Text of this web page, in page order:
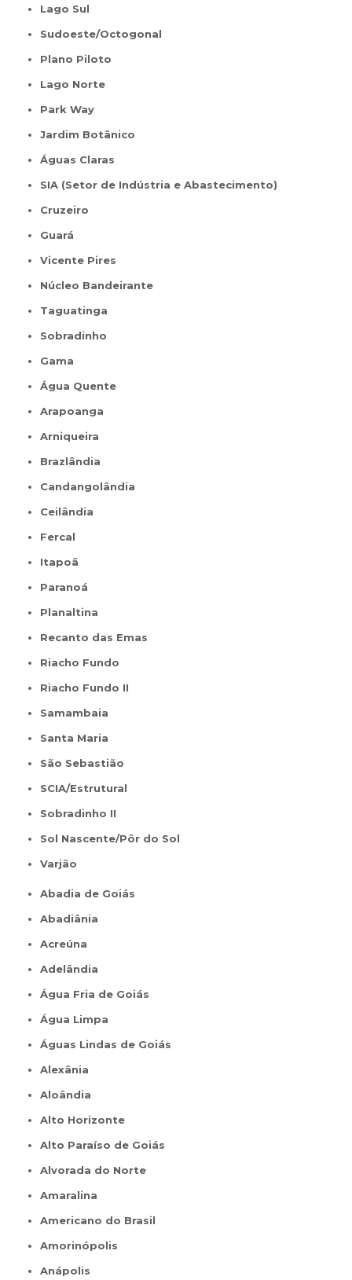
Lago Sul
Sudoeste/Octogonal
Plano Piloto
Lago Norte
Park Way
Jardim Botânico
Águas Claras
SIA (Setor de Indústria e Abastecimento)
Cruzeiro
Guará
Vicente Pires
Núcleo Bandeirante
Taguatinga
Sobradinho
Gama
Água Quente
Arapoanga
Arniqueira
Brazlândia
Candangolândia
Ceilândia
Fercal
Itapoã
Paranoá
Planaltina
Recanto das Emas
Riacho Fundo
Riacho Fundo II
Samambaia
Santa Maria
São Sebastião
SCIA/Estrutural
Sobradinho II
Sol Nascente/Pôr do Sol
Varjão
Abadia de Goiás
Abadiânia
Acreúna
Adelândia
Água Fria de Goiás
Água Limpa
Águas Lindas de Goiás
Alexânia
Aloândia
Alto Horizonte
Alto Paraíso de Goiás
Alvorada do Norte
Amaralina
Americano do Brasil
Amorinópolis
Anápolis